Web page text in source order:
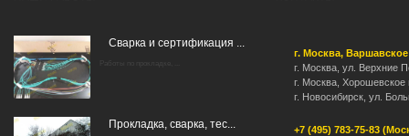
Сварка и сертификация ...
Прокладка, сварка, тес...
г. Москва,
г. Москва, ул. Верхние
г. Москва,
г. Новосибирск, ул.
+7 (495) 783-75-83